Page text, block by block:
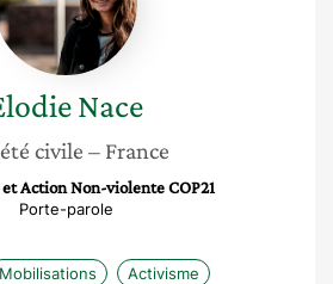
Nace
civile – France
Action Non-violente COP21
Porte-parole
Mobilisations Activisme